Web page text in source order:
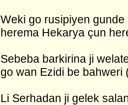
Weki go rusipiyen
herema Hekarya çun
Sebeba barkirina ji
go wan Ezidi be bahweri
Li Serhadan ji gelek